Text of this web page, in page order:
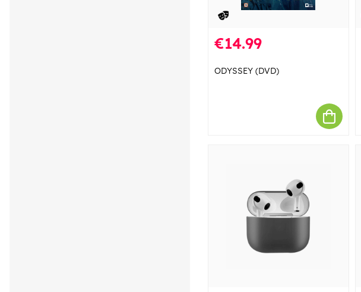
€14.99
ODYSSEY (DVD)